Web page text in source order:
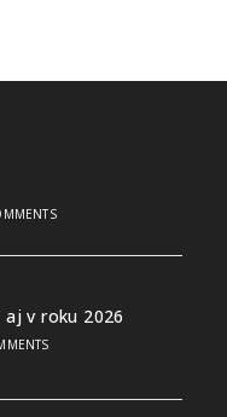
v roku 2026